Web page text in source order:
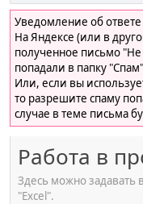
Уведомление об
На Яндексе (или в
полученное письмо
попадали в папку
Или, если вы
то разрешите спаму
случае в теме письма
Работа в
Здесь можно задавать
"Excel".